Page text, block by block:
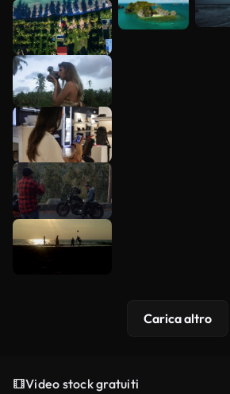
Carica altro
Video stock gratuiti